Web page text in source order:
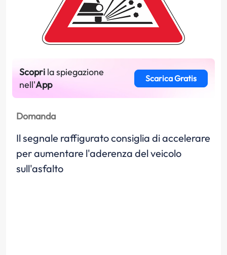
Scopri la spiegazione
nell'App
Scarica Gratis
Domanda
Il segnale raffigurato consiglia di accelerare
per aumentare l'aderenza del veicolo
sull'asfalto